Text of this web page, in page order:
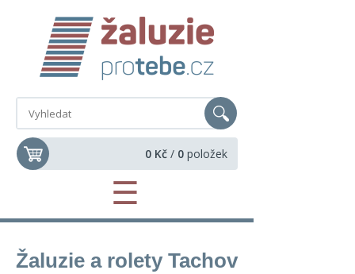
0 Kč / 0 položek
☰
Žaluzie a rolety Tachov